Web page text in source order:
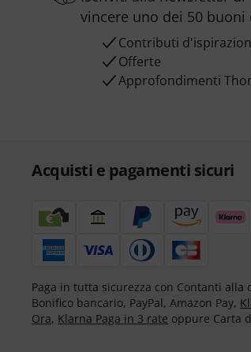
vincere uno dei 50
Contributi
Offerte
Approfondimenti
Acquisti e pagamenti sicuri
Paga in tutta sicurezza con Contanti alla
Bonifico bancario, PayPal, Amazon Pay,
Ora, Klarna Paga in 3 rate oppure Carta